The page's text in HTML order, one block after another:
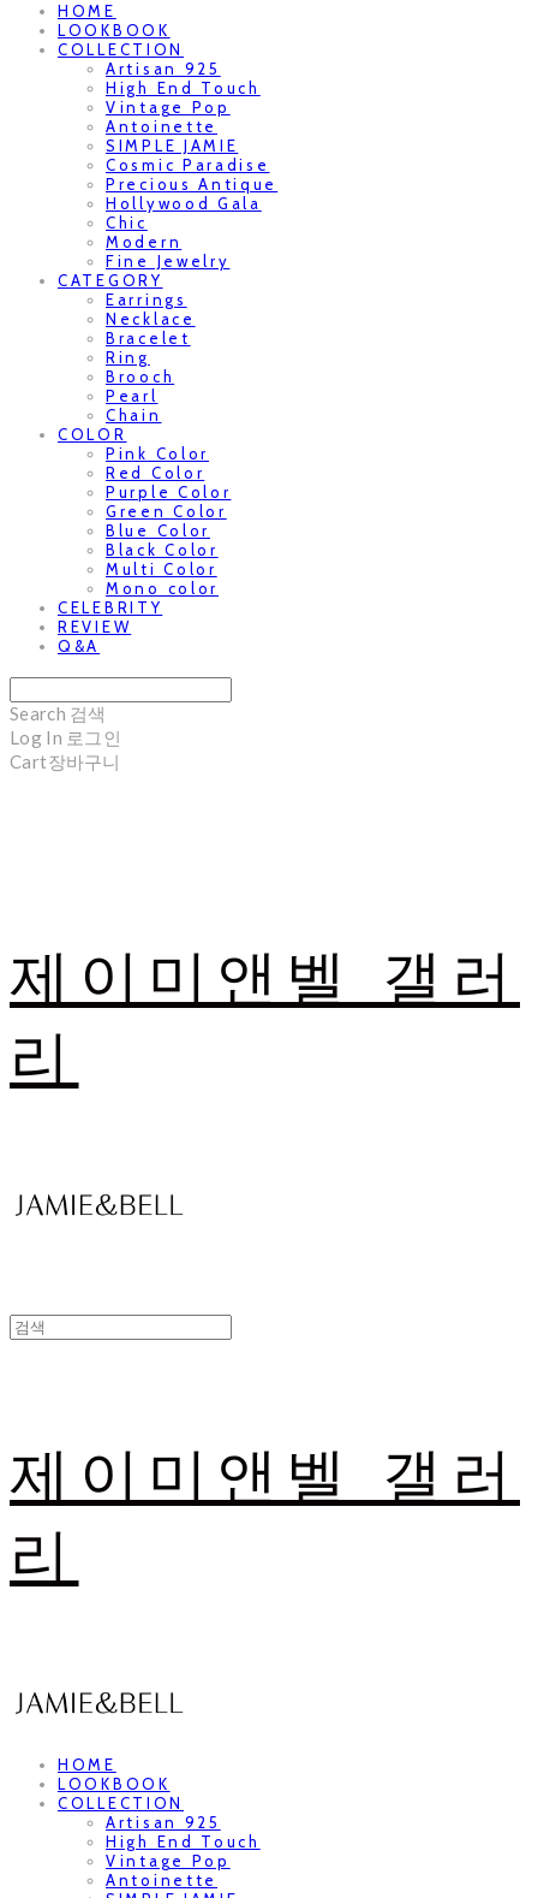
HOME
LOOKBOOK
COLLECTION
Artisan 925
High End Touch
Vintage Pop
Antoinette
SIMPLE JAMIE
Cosmic Paradise
Precious Antique
Hollywood Gala
Chic
Modern
Fine Jewelry
CATEGORY
Earrings
Necklace
Bracelet
Ring
Brooch
Pearl
Chain
COLOR
Pink Color
Red Color
Purple Color
Green Color
Blue Color
Black Color
Multi Color
Mono color
CELEBRITY
REVIEW
Q&A
Search 검색
Log In 로그인
Cart장바구니
제이미앤벨 갤러
리
제이미앤벨 갤러
리
HOME
LOOKBOOK
COLLECTION
Artisan 925
High End Touch
Vintage Pop
Antoinette